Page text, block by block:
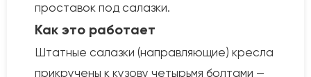
проставок под салазки.
Как это работает
Штатные салазки (направляющие) кресла
прикручены к кузову четырьмя болтами —